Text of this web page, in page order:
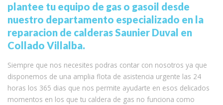
plantee tu equipo de gas o gasoil desde
nuestro departamento especializado en la
reparacion de calderas Saunier Duval en
Collado Villalba.
Siempre que nos necesites podras contar con nosotros ya que
disponemos de una amplia flota de asistencia urgente las 24
horas los 365 dias que nos permite ayudarte en esos delicados
momentos en los que tu caldera de gas no funciona como